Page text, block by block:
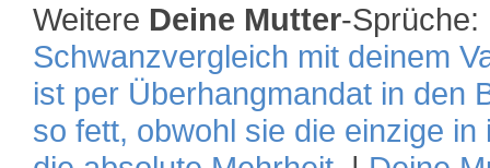
Weitere Deine Mutter-Sprüche:
Schwanzvergleich mit deinem
ist per Überhangmandat in den
so fett, obwohl sie die einzige